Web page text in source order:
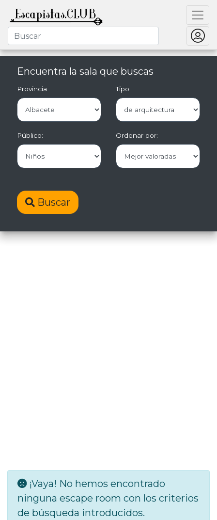
Encuentra la sala que buscas
Provincia Tipo
Público: Ordenar por:
Buscar
¡Vaya! No hemos encontrado
ninguna escape room con los criterios
de búsqueda introducidos.